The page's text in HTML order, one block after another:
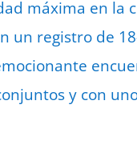
máxima en la
un registro de
y con